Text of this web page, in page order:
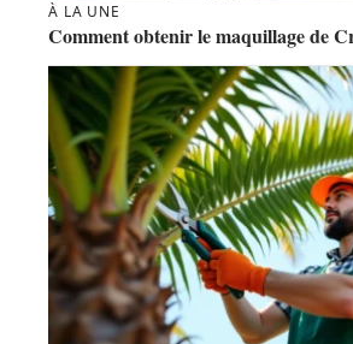
À LA UNE
Comment obtenir le maquillage de